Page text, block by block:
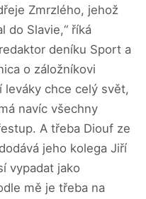
Zmrzlého, jehož
do Slavie,“ říká
deníku Sport a
o záložníkovi
leváky chce celý svět,
navíc všechny
A třeba Diouf ze
jeho kolega Jiří
vypadat jako
mě je třeba na